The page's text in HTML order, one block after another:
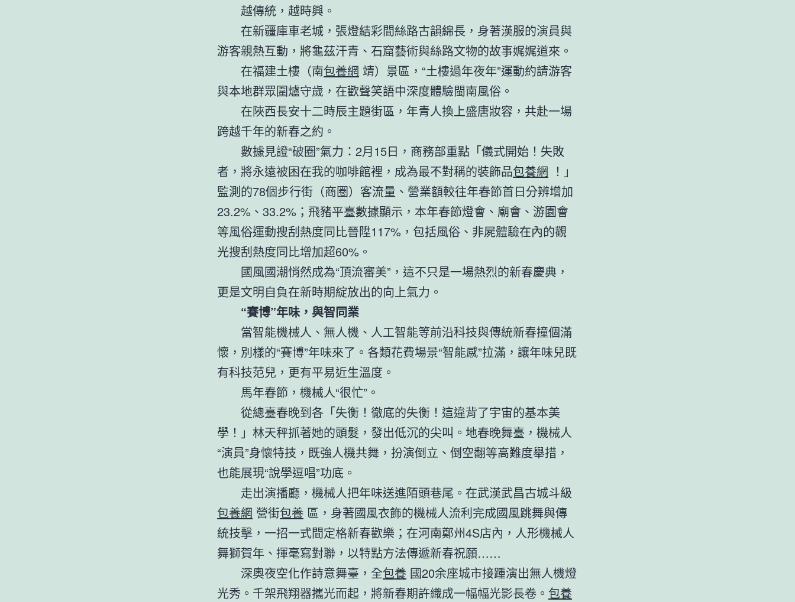
越傳統，越時興。
在新疆庫車老城，張燈結彩間絲路古韻綿長，身著漢服的演員與
游客親熱互動，將龜茲汗青、石窟藝術與絲路文物的故事娓娓道來。
在福建土樓（南包養網 靖）景區，“土樓過年夜年”運動約請游客
與本地群眾圍爐守歲，在歡聲笑語中深度體驗閩南風俗。
在陜西長安十二時辰主題街區，年青人換上盛唐妝容，共赴一場
跨越千年的新春之約。
數據見證“破圈”氣力：2月15日，商務部重點「儀式開始！失敗
者，將永遠被困在我的咖啡館裡，成為最不對稱的裝飾品包養網 ！」
監測的78個步行街（商圈）客流量、營業額較往年春節首日分辨增加
23.2%、33.2%；飛豬平臺數據顯示，本年春節燈會、廟會、游園會
等風俗運動搜刮熱度同比晉陞117%，包括風俗、非屍體驗在內的觀
光搜刮熱度同比增加超60%。
國風國潮悄然成為“頂流審美”，這不只是一場熱烈的新春慶典，
更是文明自負在新時期綻放出的向上氣力。
“賽博”年味，與智同業
當智能機械人、無人機、人工智能等前沿科技與傳統新春撞個滿
懷，別樣的“賽博”年味來了。各類花費場景“智能感”拉滿，讓年味兒既
有科技范兒，更有平易近生溫度。
馬年春節，機械人“很忙”。
從總臺春晚到各「失衡！徹底的失衡！這違背了宇宙的基本美
學！」林天秤抓著她的頭髮，發出低沉的尖叫。地春晚舞臺，機械人
“演員”身懷特技，既強人機共舞，扮演倒立、倒空翻等高難度舉措，
也能展現“說學逗唱”功底。
走出演播廳，機械人把年味送進陌頭巷尾。在武漢武昌古城斗級
包養網 營街包養 區，身著國風衣飾的機械人流利完成國風跳舞與傳
統技擊，一招一式間定格新春歡樂；在河南鄭州4S店內，人形機械人
舞獅賀年、揮毫寫對聯，以特點方法傳遞新春祝願……
深奧夜空化作詩意舞臺，全包養 國20余座城市接踵演出無人機燈
光秀。千架飛翔器攜光而起，將新春期許織成一幅幅光影長卷。 包養